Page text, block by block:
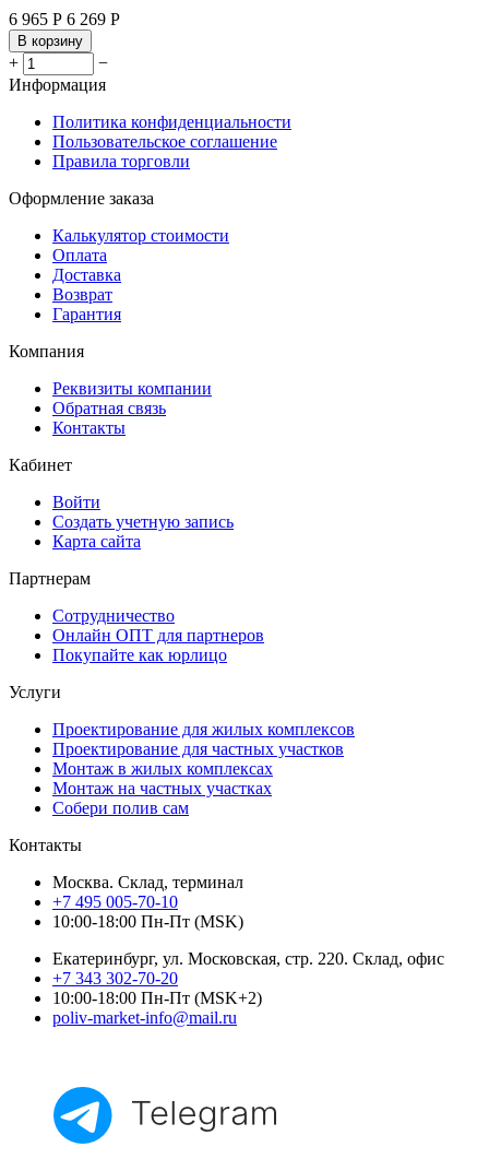
6 965 Р 6 269 Р
В корзину
+
−
Информация
Политика конфиденциальности
Пользовательское соглашение
Правила торговли
Оформление заказа
Калькулятор стоимости
Оплата
Доставка
Возврат
Гарантия
Компания
Реквизиты компании
Обратная связь
Контакты
Кабинет
Войти
Создать учетную запись
Карта сайта
Партнерам
Сотрудничество
Онлайн ОПТ для партнеров
Покупайте как юрлицо
Услуги
Проектирование для жилых комплексов
Проектирование для частных участков
Монтаж в жилых комплексах
Монтаж на частных участках
Собери полив сам
Контакты
Москва. Склад, терминал
+7 495 005-70-10
10:00-18:00 Пн-Пт (MSK)
Екатеринбург, ул. Московская, стр. 220. Склад, офис
+7 343 302-70-20
10:00-18:00 Пн-Пт (MSK+2)
poliv-market-info@mail.ru